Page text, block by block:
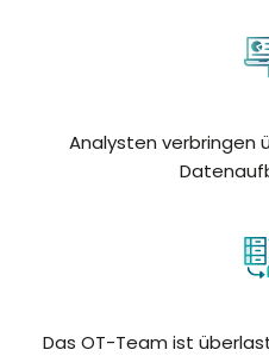
Analysten verbringen
Das OT-Team ist